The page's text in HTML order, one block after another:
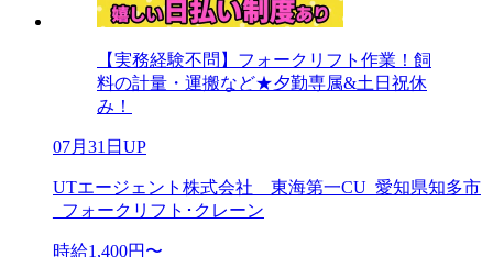
【実務経験不問】フォークリフト作業！飼
料の計量・運搬など★夕勤専属&土日祝休
み！
07月31日UP
UTエージェント株式会社 東海第一CU_愛知県知多市
_フォークリフト･クレーン
時給1,400円〜